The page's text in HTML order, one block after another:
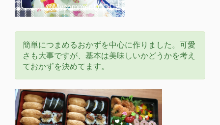
簡単につまめるおかずを中心に作りました。可愛
さも大事ですが、基本は美味しいかどうかを考え
ておかずを決めてます。